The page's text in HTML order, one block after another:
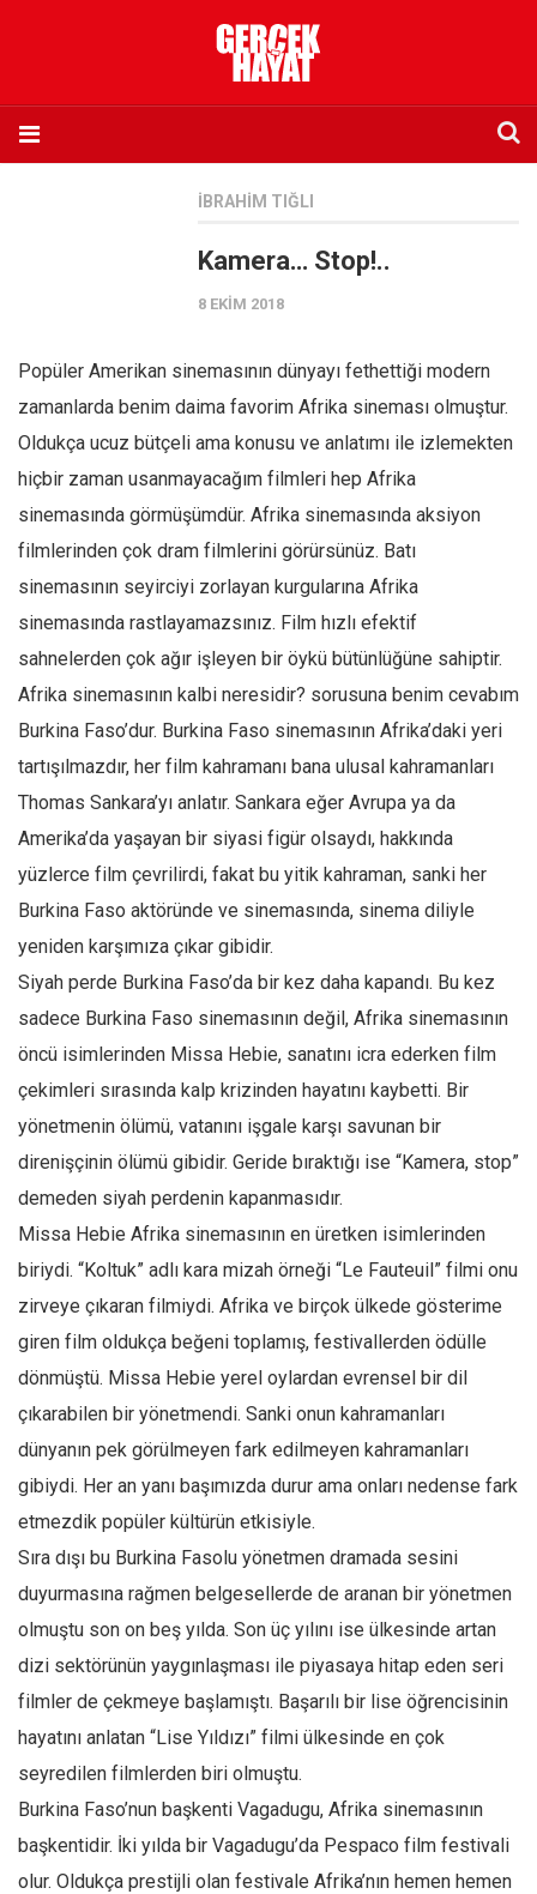
Eksik sayıların temini
Sosyal Medya
Twitter
Facebook
Instagram
YouTube
Editörden
Kemal Özer
Mahmut Toptaş
Yvonne Ridley
Barış Tarımcıoğlu
Ömer Kayani
Yusuf Armağan
Hasanali Yıldırım
Abir E. Nahas
Amina S. Jenenkovic
Bağdagül Öz
Esra Elönü
» Yazar arşivi
Bu Sayı
Tüm Sayılar
Kategoriler
Kültür Sanat
Kitap
Karisi kitap sualleri
7 soruda bu hafta
Ekonomi
Gıda-Beslenme
Hayat
Türkiye
İBRAHIM TIĞLI
Kamera… Stop!..
8 EKIM 2018
Popüler Amerikan sinemasının dünyayı fethettiği modern
zamanlarda benim daima favorim Afrika sineması olmuştur.
Oldukça ucuz bütçeli ama konusu ve anlatımı ile izlemekten
hiçbir zaman usanmayacağım filmleri hep Afrika
sinemasında görmüşümdür. Afrika sinemasında aksiyon
filmlerinden çok dram filmlerini görürsünüz. Batı
sinemasının seyirciyi zorlayan kurgularına Afrika
sinemasında rastlayamazsınız. Film hızlı efektif
sahnelerden çok ağır işleyen bir öykü bütünlüğüne sahiptir.
Afrika sinemasının kalbi neresidir? sorusuna benim cevabım
Burkina Faso’dur. Burkina Faso sinemasının Afrika’daki yeri
tartışılmazdır, her film kahramanı bana ulusal kahramanları
Thomas Sankara’yı anlatır. Sankara eğer Avrupa ya da
Amerika’da yaşayan bir siyasi figür olsaydı, hakkında
yüzlerce film çevrilirdi, fakat bu yitik kahraman, sanki her
Burkina Faso aktöründe ve sinemasında, sinema diliyle
yeniden karşımıza çıkar gibidir.
Siyah perde Burkina Faso’da bir kez daha kapandı. Bu kez
sadece Burkina Faso sinemasının değil, Afrika sinemasının
öncü isimlerinden Missa Hebie, sanatını icra ederken film
çekimleri sırasında kalp krizinden hayatını kaybetti. Bir
yönetmenin ölümü, vatanını işgale karşı savunan bir
direnişçinin ölümü gibidir. Geride bıraktığı ise “Kamera, stop”
demeden siyah perdenin kapanmasıdır.
Missa Hebie Afrika sinemasının en üretken isimlerinden
biriydi. “Koltuk” adlı kara mizah örneği “Le Fauteuil” filmi onu
zirveye çıkaran filmiydi. Afrika ve birçok ülkede gösterime
giren film oldukça beğeni toplamış, festivallerden ödülle
dönmüştü. Missa Hebie yerel oylardan evrensel bir dil
çıkarabilen bir yönetmendi. Sanki onun kahramanları
dünyanın pek görülmeyen fark edilmeyen kahramanları
gibiydi. Her an yanı başımızda durur ama onları nedense fark
etmezdik popüler kültürün etkisiyle.
Sıra dışı bu Burkina Fasolu yönetmen dramada sesini
duyurmasına rağmen belgesellerde de aranan bir yönetmen
olmuştu son on beş yılda. Son üç yılını ise ülkesinde artan
dizi sektörünün yaygınlaşması ile piyasaya hitap eden seri
filmler de çekmeye başlamıştı. Başarılı bir lise öğrencisinin
hayatını anlatan “Lise Yıldızı” filmi ülkesinde en çok
seyredilen filmlerden biri olmuştu.
Burkina Faso’nun başkenti Vagadugu, Afrika sinemasının
başkentidir. İki yılda bir Vagadugu’da Pespaco film festivali
olur. Oldukça prestijli olan festivale Afrika’nın hemen hemen